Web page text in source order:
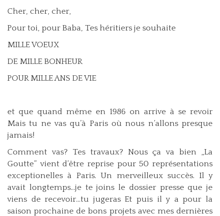
Cher, cher, cher,
Pour toi, pour Baba, Tes héritiers je souhaite
MILLE VOEUX
DE MILLE BONHEUR
POUR MILLE ANS DE VIE
et que quand même en 1986 on arrive à se revoir
Mais tu ne vas qu’à Paris où nous n’allons presque
jamais!
Comment vas? Tes travaux? Nous ça va bien „La
Goutte” vient d’être reprise pour 50 représentations
exceptionelles à Paris. Un merveilleux succès. Il y
avait longtemps…je te joins le dossier presse que je
viens de recevoir…tu jugeras Et puis il y a pour la
saison prochaine de bons projets avec mes dernières